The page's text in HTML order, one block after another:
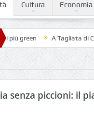
Cultura Economia
A Tagliata di Costa
senza piccioni: il